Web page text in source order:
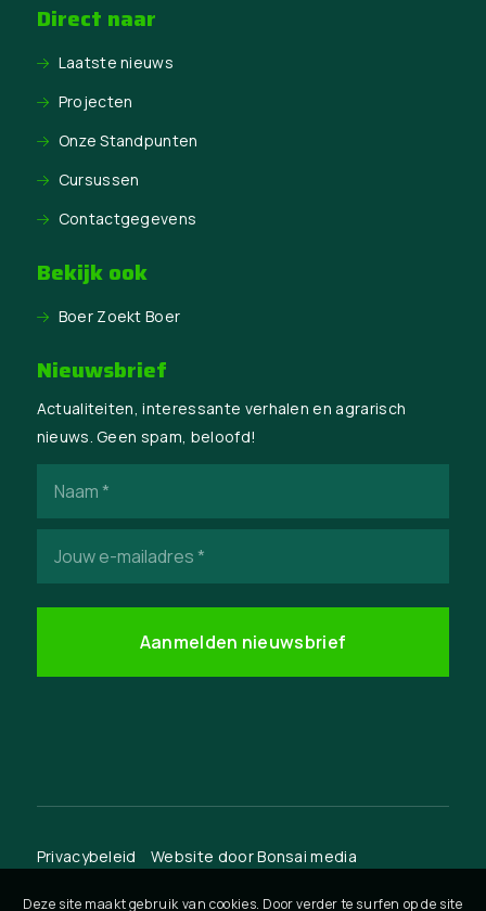
Direct naar
Laatste nieuws
Projecten
Onze Standpunten
Cursussen
Contactgegevens
Bekijk ook
Boer Zoekt Boer
Nieuwsbrief
Actualiteiten, interessante verhalen en agrarisch
nieuws. Geen spam, beloofd!
mailadres
Privacybeleid Website doorBonsai media
Deze site maakt gebruik van cookies. Door verder te surfen op de site